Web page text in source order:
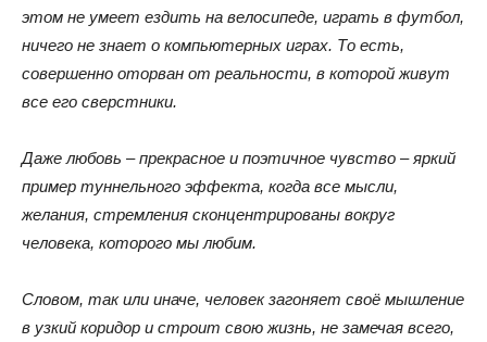
этом не умеет ездить на велосипеде, играть в футбол,
ничего не знает о компьютерных играх. То есть,
совершенно оторван от реальности, в которой живут
все его сверстники.
Даже любовь – прекрасное и поэтичное чувство – яркий
пример туннельного эффекта, когда все мысли,
желания, стремления сконцентрированы вокруг
человека, которого мы любим.
Словом, так или иначе, человек загоняет своё мышление
в узкий коридор и строит свою жизнь, не замечая всего,